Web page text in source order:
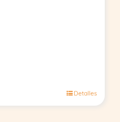
Detalles